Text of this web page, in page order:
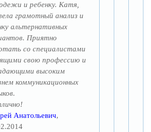
и ребенку. Катя,
грамотный анализ и
альтернативных
Приятно
со специалистами
свою профессию и
высоким
коммуникационных
Анатольевич,